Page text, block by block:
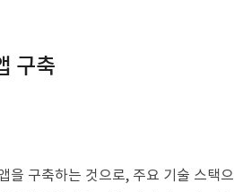
구축
구축하는 것으로, 주요 기술 스택으